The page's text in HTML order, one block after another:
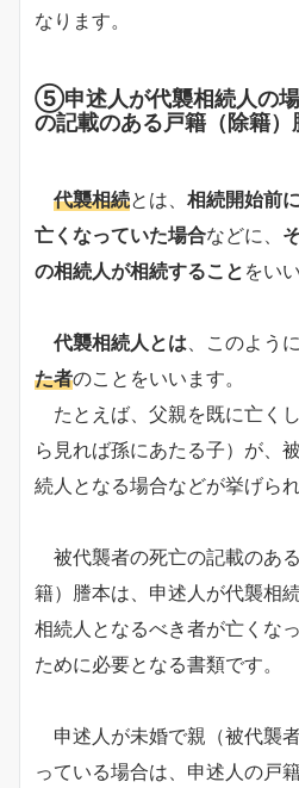
なります。
⑤申述人が代襲相続人の
の記載のある戸籍（除籍）
代襲相続とは、 相続開始前
亡くなっていた場合などに、
の相続人が相続すること をい
代襲相続人とは、このように
た者のことをいいます。
たとえば、父親を既に亡く
ら見れば孫にあたる子）が、
続人となる場合などが挙げられ
被代襲者の死亡の記載のあ
籍）謄本は、申述人が代襲相
相続人となるべき者が亡くな
ために必要となる書類です。
申述人が未婚で親（被代襲
っている場合は、申述人の戸